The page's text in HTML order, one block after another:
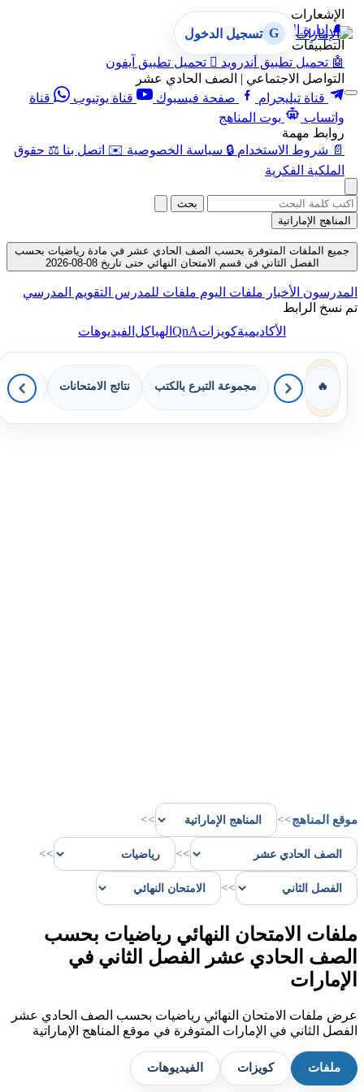
الإشعارات
🔔 إدارة الإشعارات
التطبيقات
🤖 تحميل تطبيق أندرويد  تحميل تطبيق آيفون
التواصل الاجتماعي | الصف الحادي عشر
قناة تيليجرام
صفحة فيسبوك قناة يوتيوب
قناة
واتساب
بوت المناهج
روابط مهمة
📄 شروط الاستخدام 🔒 سياسة الخصوصية ✉️ اتصل بنا ⚖️ حقوق
الملكية الفكرية
G تسجيل الدخول
بحث
المناهج الإماراتية
جميع الملفات المتوفرة بحسب الصف الحادي عشر في مادة رياضيات بحسب
الفصل الثاني في قسم الامتحان النهائي حتى تاريخ 08-08-2026
المدرسون الأخبار ملفات اليوم ملفات للمدرس التقويم المدرسي
تم نسخ الرابط
الأكاديميةكويزاتQnAالهياكلالفيديوهات
🔥 مجموعة التبرع بالكتب نتائج الامتحانات
موقع المناهج>>
>>
>>
>>
>>
ملفات الامتحان النهائي رياضيات بحسب
الصف الحادي عشر الفصل الثاني في
الإمارات
عرض ملفات الامتحان النهائي رياضيات بحسب الصف الحادي عشر
الفصل الثاني في الإمارات المتوفرة في موقع المناهج الإماراتية
ملفات كويزات الفيديوهات